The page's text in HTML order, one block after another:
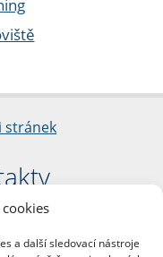
a další sledovací nástroje
stránek
1/2